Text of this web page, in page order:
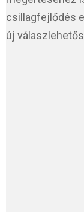
csillagfejlődés
új